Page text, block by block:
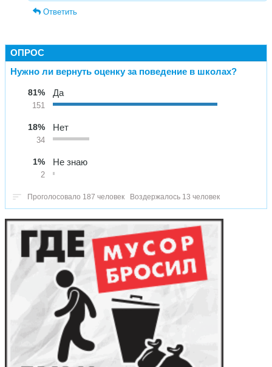
Ответить
ОПРОС
Нужно ли вернуть оценку за поведение в школах?
81%
151
Да
18%
34
Нет
1%
2
Не знаю
Проголосовало 187 человек Воздержалось 13 человек